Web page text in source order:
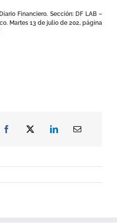
Financiero. Sección: DF LAB –
Martes 13 de julio de 202, página